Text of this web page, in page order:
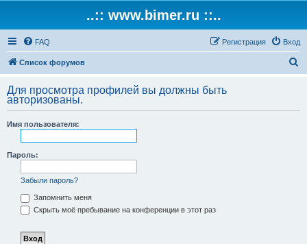
..:: www.bimer.ru ::..
FAQ Вход
Регистрация
Список форумов
с
Для просмотра профилей вы должны быть
авторизованы.
Имя пользователя:
Пароль:
Забыли пароль?
Запомнить меня
Скрыть моё пребывание на конференции в этот раз